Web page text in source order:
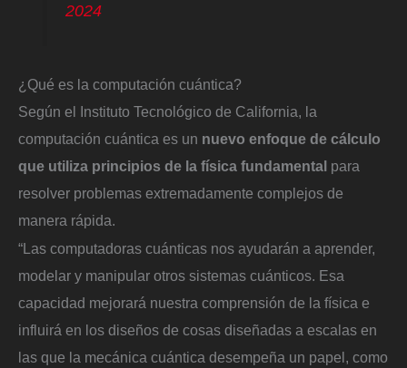
2024
¿Qué es la computación cuántica?
Según el Instituto Tecnológico de California, la
computación cuántica es un nuevo enfoque de cálculo
que utiliza principios de la física fundamental para
resolver problemas extremadamente complejos de
manera rápida.
“Las computadoras cuánticas nos ayudarán a aprender,
modelar y manipular otros sistemas cuánticos. Esa
capacidad mejorará nuestra comprensión de la física e
influirá en los diseños de cosas diseñadas a escalas en
las que la mecánica cuántica desempeña un papel, como